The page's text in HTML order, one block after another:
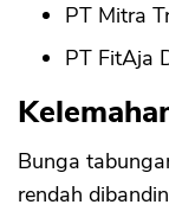
PT Mitra
PT FitAja
Bunga
rendah